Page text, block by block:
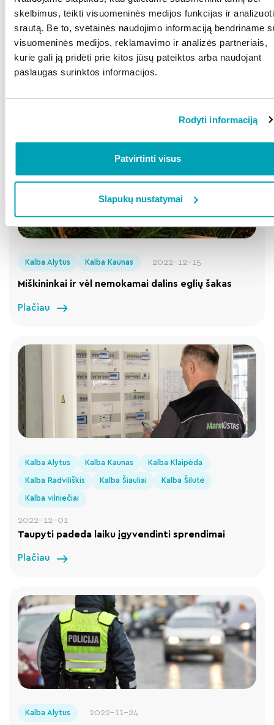
skelbimus, teikti visuomeninės medijos funkcijas ir analizuoti
srautą. Be to, svetainės naudojimo informaciją bendriname
visuomeninės medijos, reklamavimo ir analizės partneriais,
kurie gali ją pridėti prie kitos jūsų pateiktos arba naudojant
paslaugas surinktos informacijos.
Rodyti informaciją
Patvirtinti visus
Slapukų nustatymai
Kalba Radviliškis Kalba Šiauliai Kalba Šilutė
Kalba vilniečiai
2022-12-22
Patarė kaip per šventes išvengti namuose
Kalba Alytus Kalba Kaunas 2022-12-15
Miškininkai ir vėl nemokamai dalins eglių šakas
Plačiau
Kalba Alytus Kalba Kaunas Kalba Klaipėda
Kalba Radviliškis Kalba Šiauliai Kalba Šilutė
Kalba vilniečiai
2022-12-01
Taupyti padeda laiku įgyvendinti sprendimai
Plačiau
Kalba Alytus 2022-11-24